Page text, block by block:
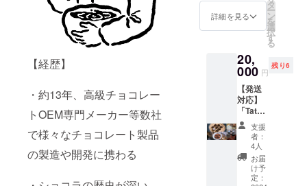
【経歴】
・約13年、高級チョコレー
トOEM専門メーカー等数社
で様々なチョコレート製品
の製造や開発に携わる
ます。
い。
（企業
ニック
ネーム
等でも
問題ご
ざいま
せ
ん。）
企業の
方で、
店舗掲
載時に
ロゴ使
ショコ
ラ ・配
の為、
常温配
送でお
届けし
ます。
※もし外
気温が
暑い場
合は、
冷蔵配
送に変
更をさ
vie en
chocola
t 8P〟
ンショ
コラ8個
入 ②癒
しの
チョコ
缶（マ
ンディ
アン4種
類、オ
レンジ
ピー
ル、ジ
詳細を見る
タ
ー
ン
を
選
択
す
る
20,
000 円
残り6
【発送
対応】
「Tatsu
nori
Sato」
のショ
コラ商
品５点
セット
支援
者：
4人
お届
け予
定：